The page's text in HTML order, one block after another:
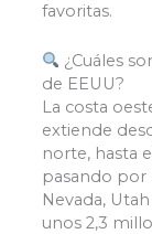
favoritas.
¿Cuáles
de EEUU?
La costa
extiende
norte, hasta
pasando por
Nevada,
unos 2,3